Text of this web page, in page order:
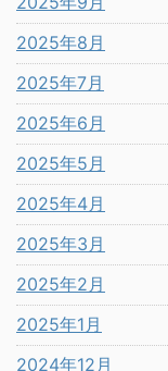
2025年8月
2025年7月
2025年6月
2025年5月
2025年4月
2025年3月
2025年2月
2025年1月
2024年12月